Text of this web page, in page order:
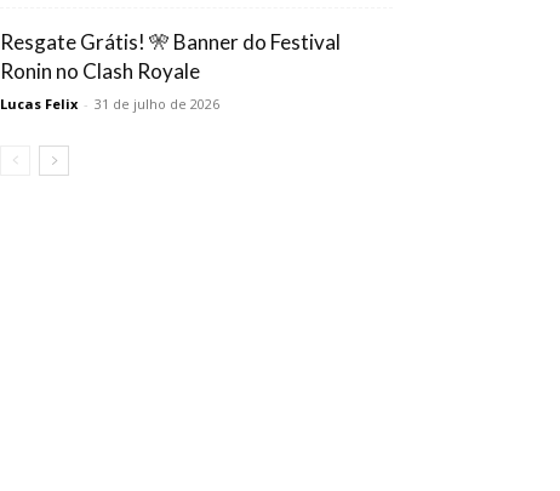
Resgate Grátis! 🎌 Banner do Festival
Ronin no Clash Royale
Lucas Felix - 31 de julho de 2026